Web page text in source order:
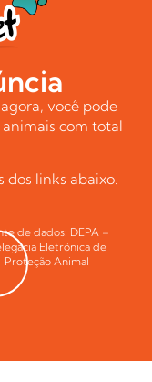
você pode
com total
dos links abaixo.
de dados: DEPA –
Eletrônica de
Proteção Animal